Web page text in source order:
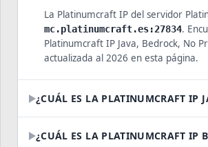
La Platinumcraft IP del servidor
mc.platinumcraft.es:27834.
Platinumcraft IP Java, Bedrock, No
actualizada al 2026 en esta página.
¿CUÁL ES LA PLATINUMCRAFT IP
¿CUÁL ES LA PLATINUMCRAFT IP